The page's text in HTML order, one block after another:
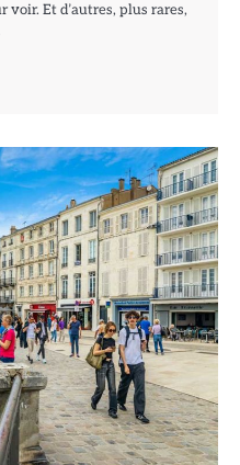
voir. Et d’autres, plus rares,